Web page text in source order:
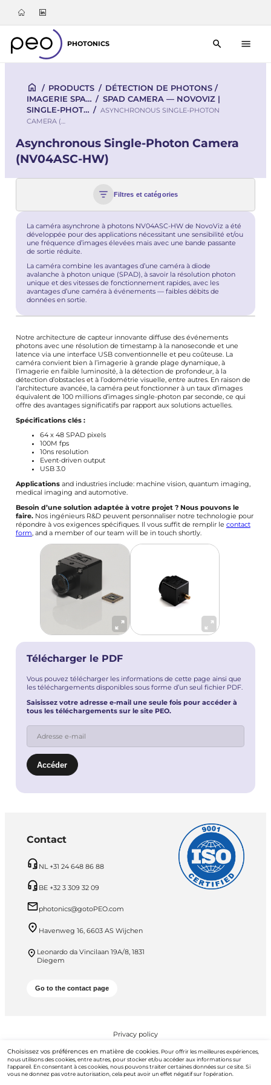
PHOTONICS
/ PRODUCTS / DÉTECTION DE PHOTONS /
IMAGERIE SPA… / SPAD CAMERA — NOVOVIZ |
SINGLE-PHOT… / ASYNCHRONOUS SINGLE-PHOTON
CAMERA (…
Asynchronous Single-Photon Camera
(NV04ASC-HW)
Filtres et catégories
La caméra asynchrone à photons NV04ASC-HW de NovoViz a été
développée pour des applications nécessitant une sensibilité et/ou
une fréquence d’images élevées mais avec une bande passante
de sortie réduite.
La caméra combine les avantages d’une caméra à diode
avalanche à photon unique (SPAD), à savoir la résolution photon
unique et des vitesses de fonctionnement rapides, avec les
avantages d’une caméra à événements — faibles débits de
données en sortie.
Notre architecture de capteur innovante diffuse des événements
photons avec une résolution de timestamp à la nanoseconde et une
latence via une interface USB conventionnelle et peu coûteuse. La
caméra convient bien à l’imagerie à grande plage dynamique, à
l’imagerie en faible luminosité, à la détection de profondeur, à la
détection d’obstacles et à l’odométrie visuelle, entre autres. En raison de
l’architecture avancée, la caméra peut fonctionner à un taux d’images
équivalent de 100 millions d’images single-photon par seconde, ce qui
offre des avantages significatifs par rapport aux solutions actuelles.
Spécifications clés :
64 x 48 SPAD pixels
100M fps
10ns resolution
Event-driven output
USB 3.0
Applicationsand industries include: machine vision, quantum imaging,
medical imaging and automotive.
Besoin d’une solution adaptée à votre projet ? Nous pouvons le
faire.Nos ingénieurs R&D peuvent personnaliser notre technologie pour
répondre à vos exigences spécifiques. Il vous suffit de remplir le contact
form, and a member of our team will be in touch shortly.
Télécharger le PDF
Vous pouvez télécharger les informations de cette page ainsi que
les téléchargements disponibles sous forme d’un seul fichier PDF.
Saisissez votre adresse e-mail une seule fois pour accéder à
tous les téléchargements sur le site PEO.
Contact
NL +31 24 648 86 88
BE +32 3 309 32 09
photonics@gotoPEO.com
Havenweg 16, 6603 AS Wijchen
Leonardo da Vincilaan 19A/8, 1831
Diegem
Go to the contact page
Privacy policy
PEO B.V. © 2026 Tous droits réservés
Choisissez vos préférences en matière de cookies. Pour offrir les meilleures expériences,
nous utilisons des cookies, entre autres, pour stocker et/ou accéder aux informations sur
l'appareil. En consentant à ces cookies, nous pouvons traiter certaines données sur ce site. Si
vous ne donnez pas votre autorisation, cela peut avoir un effet négatif sur l'opération.